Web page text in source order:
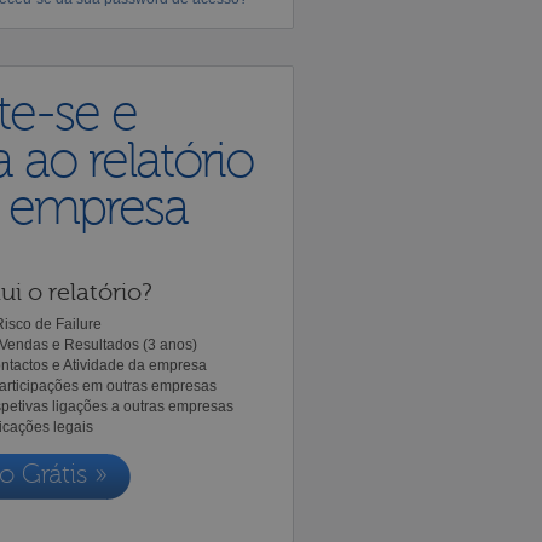
se e
ao relatório
o relatório?
de Failure
e Resultados (3 anos)
e Atividade da empresa
em outras empresas
ligações a outras empresas
legais
Grátis »